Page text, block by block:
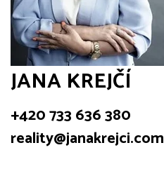
JANA KREJČÍ
+420 733 636 380
reality@janakrejci.com